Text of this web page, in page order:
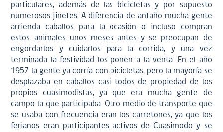
particulares, además de las bicicletas y por supuesto
numerosos jinetes. A diferencia de antaño mucha gente
arrienda caballos para la ocasión o incluso compran
estos animales unos meses antes y se preocupan de
engordarlos y cuidarlos para la corrida, y una vez
terminada la festividad los ponen a la venta. En el año
1957 la gente ya corría con bicicletas, pero la mayoría se
desplazaba en caballos casi todos de propiedad de los
propios cuasimodistas, ya que era mucha gente de
campo la que participaba. Otro medio de transporte que
se usaba con frecuencia eran los carretones, ya que los
ferianos eran participantes activos de Cuasimodo y se